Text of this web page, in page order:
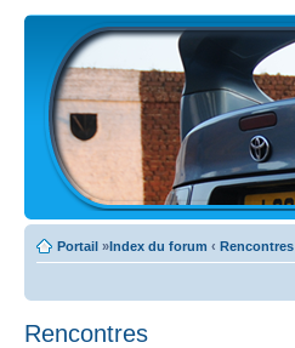
Portail »Index du forum ‹ Rencontres
Rencontres